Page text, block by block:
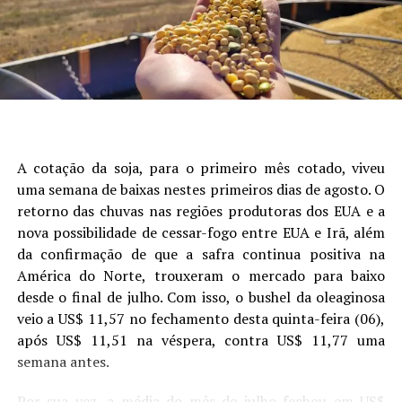
índices de vigor e germinação acima da média do
mercado, contribuindo diretamente para o aumento da
produtividade do produtor rural. Presente em todas as
regiões e produção nos melhores polos agrícolas do
país, a empresa vem expandindo sua estrutura e
milho.
Site | Instagram | Facebook | Linkedin | Youtube
Fonte: Assessoria de imprensa
Laura Toledo (Comunicação Sistema Famasul)
Site: Aprosoja/MS
que mais explicou a variabilidade da produtividade,
seguido de data de semeadura, fósforo, potássio e
presença de camada compactada (Figura 1).
Figura 1. Análise de árvore de regressão mostrando os
A cotação da soja, para o primeiro mês cotado, viveu
uma semana de baixas nestes primeiros dias de agosto. O
retorno das chuvas nas regiões produtoras dos EUA e a
nova possibilidade de cessar-fogo entre EUA e Irã, além
da confirmação de que a safra continua positiva na
América do Norte, trouxeram o mercado para baixo
desde o final de julho. Com isso, o bushel da oleaginosa
veio a US$ 11,57 no fechamento desta quinta-feira (06),
após US$ 11,51 na véspera, contra US$ 11,77 uma
semana antes.